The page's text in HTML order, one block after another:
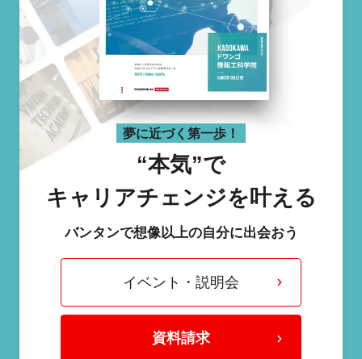
夢に近づく第一歩！
“本気”で
キャリアチェンジを叶える
バンタンで想像以上の自分に出会おう
イベント・説明会
資料請求